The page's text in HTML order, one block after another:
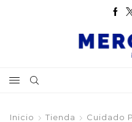
Inicio Tienda
Cuidado